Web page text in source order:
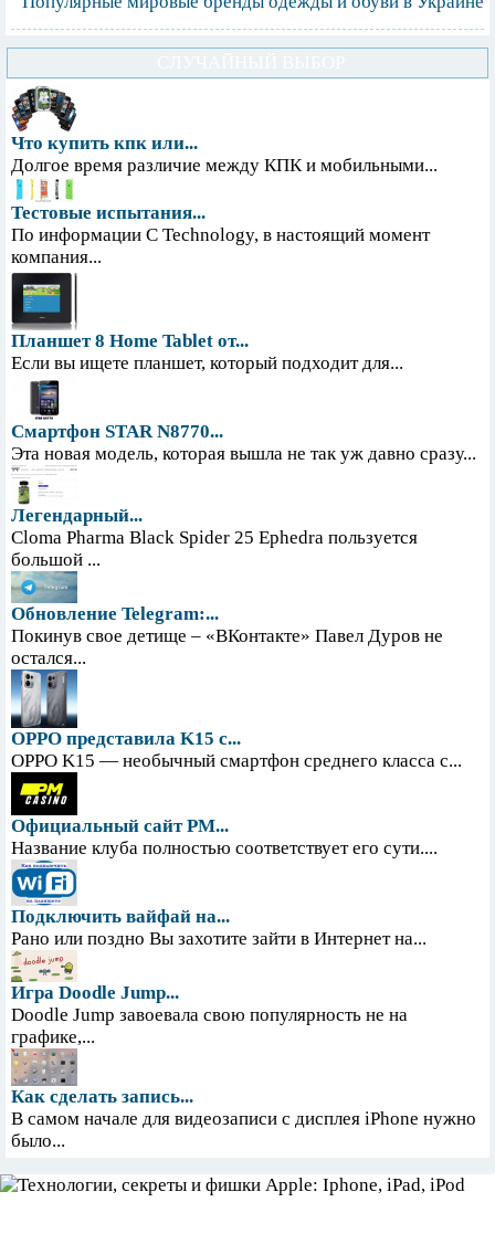
Что купить кпк или...
Долгое время различие между КПК и мобильными...
Тестовые испытания...
По информации С Technology, в настоящий момент
компания...
Планшет 8 Home Tablet от...
Если вы ищете планшет, который подходит для...
Смартфон STAR N8770...
Эта новая модель, которая вышла не так уж давно сразу...
Легендарный...
Cloma Pharma Black Spider 25 Ephedra пользуется
большой ...
Обновление Telegram:...
Покинув свое детище – «ВКонтакте» Павел Дуров не
остался...
OPPO представила K15 с...
OPPO K15 — необычный смартфон среднего класса с...
Официальный сайт PM...
Название клуба полностью соответствует его сути....
Подключить вайфай на...
Рано или поздно Вы захотите зайти в Интернет на...
Игра Doodle Jump...
Doodle Jump завоевала свою популярность не на
графике,...
Как сделать запись...
В самом начале для видеозаписи с дисплея iPhone нужно
было...